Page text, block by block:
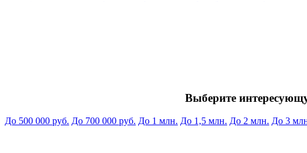
Выберите
До 500 000 руб. До 700 000 руб. До 1 млн. До 1,5 млн. До 2 млн. До 3